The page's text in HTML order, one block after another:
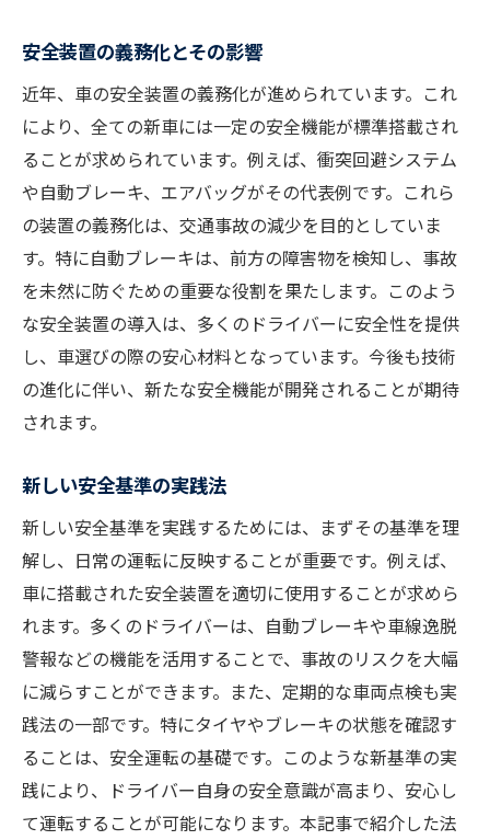
安全装置の義務化とその影響
近年、車の安全装置の義務化が進められています。これ
により、全ての新車には一定の安全機能が標準搭載され
ることが求められています。例えば、衝突回避システム
や自動ブレーキ、エアバッグがその代表例です。これら
の装置の義務化は、交通事故の減少を目的としていま
す。特に自動ブレーキは、前方の障害物を検知し、事故
を未然に防ぐための重要な役割を果たします。このよう
な安全装置の導入は、多くのドライバーに安全性を提供
し、車選びの際の安心材料となっています。今後も技術
の進化に伴い、新たな安全機能が開発されることが期待
されます。
新しい安全基準の実践法
新しい安全基準を実践するためには、まずその基準を理
解し、日常の運転に反映することが重要です。例えば、
車に搭載された安全装置を適切に使用することが求めら
れます。多くのドライバーは、自動ブレーキや車線逸脱
警報などの機能を活用することで、事故のリスクを大幅
に減らすことができます。また、定期的な車両点検も実
践法の一部です。特にタイヤやブレーキの状態を確認す
ることは、安全運転の基礎です。このような新基準の実
践により、ドライバー自身の安全意識が高まり、安心し
て運転することが可能になります。本記事で紹介した法